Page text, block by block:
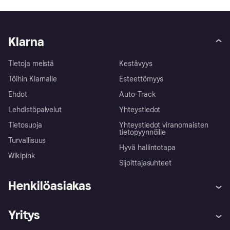
Klarna
Tietoja meistä
Töihin Klarnalle
Ehdot
Lehdistöpalvelut
Tietosuoja
Turvallisuus
Wikipink
Kestävyys
Esteettömyys
Auto-Track
Yhteystiedot
Yhteystiedot viranomaisten
tietopyynnöille
Hyvä hallintotapa
Sijoittajasuhteet
Henkilöasiakas
Ohje
Kirjaudu sisään
Yritys